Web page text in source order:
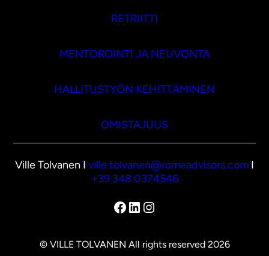
RETRIITTI
MENTOROINTI JA NEUVONTA
HALLITUSTYÖN KEHITTÄMINEN
OMISTAJUUS
Ville Tolvanen I ville.tolvanen@romeadvisors.com I
+39 348 0374546
Facebook
LinkedIn
Instagram
© VILLE TOLVANEN All rights reserved 2026